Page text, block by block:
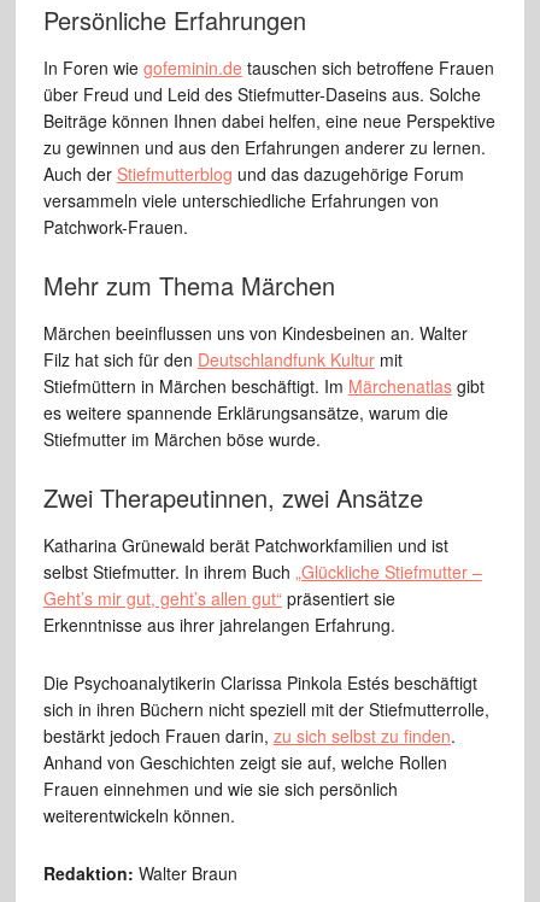
Persönliche Erfahrungen
In Foren wie gofeminin.de tauschen sich betroffene Frauen
über Freud und Leid des Stiefmutter-Daseins aus. Solche
Beiträge können Ihnen dabei helfen, eine neue Perspektive
zu gewinnen und aus den Erfahrungen anderer zu lernen.
Auch der Stiefmutterblog und das dazugehörige Forum
versammeln viele unterschiedliche Erfahrungen von
Patchwork-Frauen.
Mehr zum Thema Märchen
Märchen beeinflussen uns von Kindesbeinen an. Walter
Filz hat sich für den Deutschlandfunk Kulturmit
Stiefmüttern in Märchen beschäftigt. Im Märchenatlasgibt
es weitere spannende Erklärungsansätze, warum die
Stiefmutter im Märchen böse wurde.
Zwei Therapeutinnen, zwei Ansätze
Katharina Grünewald berät Patchworkfamilien und ist
selbst Stiefmutter. In ihrem Buch „Glückliche Stiefmutter –
Geht’s mir gut, geht’s allen gut“präsentiert sie
Erkenntnisse aus ihrer jahrelangen Erfahrung.
Die Psychoanalytikerin Clarissa Pinkola Estés beschäftigt
sich in ihren Büchern nicht speziell mit der Stiefmutterrolle,
bestärkt jedoch Frauen darin, zu sich selbst zu finden.
Anhand von Geschichten zeigt sie auf, welche Rollen
Frauen einnehmen und wie sie sich persönlich
weiterentwickeln können.
Redaktion: Walter Braun